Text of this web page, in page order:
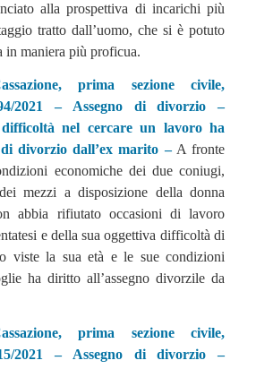
alla prospettiva di incarichi più
tratto dall’uomo, che si è potuto
in maniera più proficua.
prima sezione civile,
2021 – Assegno di divorzio –
nel cercare un lavoro ha
divorzio dall’ex marito –A fronte
economiche dei due coniugi,
dei mezzi a disposizione della donna
abbia rifiutato occasioni di lavoro
e della sua oggettiva difficoltà di
viste la sua età e le sue condizioni
ha diritto all’assegno divorzile da
prima sezione civile,
2021 – Assegno di divorzio –